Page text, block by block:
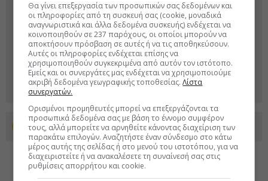
Προσθέστε το euro2day.gr στο Discover
Θα γίνει επεξεργασία των προσωπικών σας δεδομένων και
οι πληροφορίες από τη συσκευή σας (cookie, μοναδικά
αναγνωριστικά και άλλα δεδομένα συσκευής) ενδέχεται να
κοινοποιηθούν σε 237 παρόχους, οι οποίοι μπορούν να
αποκτήσουν πρόσβαση σε αυτές ή να τις αποθηκεύσουν.
Αυτές οι πληροφορίες ενδέχεται επίσης να
χρησιμοποιηθούν συγκεκριμένα από αυτόν τον ιστότοπο.
Εμείς και οι συνεργάτες μας ενδέχεται να χρησιμοποιούμε
ακριβή δεδομένα γεωγραφικής τοποθεσίας.Λίστα
συνεργατών.
Ορισμένοι προμηθευτές μπορεί να επεξεργάζονται τα
προσωπικά δεδομένα σας με βάση το έννομο συμφέρον
τους, αλλά μπορείτε να αρνηθείτε κάνοντας διαχείριση των
παρακάτω επιλογών. Αναζητήστε έναν σύνδεσμο στο κάτω
μέρος αυτής της σελίδας ή στο μενού του ιστοτόπου, για να
διαχειριστείτε ή να ανακαλέσετε τη συναίνεσή σας στις
ρυθμίσεις απορρήτου και cookie.